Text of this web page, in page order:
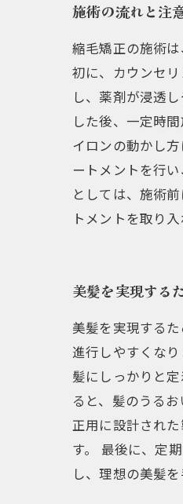
施術の流れと注
縮毛矯正の施術
初に、カウンセ
し、薬剤が浸透
した後、一定時
イロンの動かし
ートメントを行
としては、施術
トメントを取り
美髪を実現する
美髪を実現する
進行しやすくな
髪にしっかりと
ると、髪のうる
正用に設計され
す。 最後に、定
し、理想の美髪